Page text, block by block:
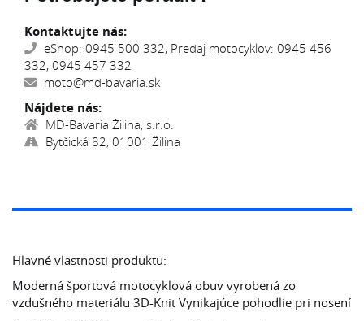
Kontaktujte nás:
eShop: 0945 500 332, Predaj motocyklov: 0945 456
332, 0945 457 332
moto@md-bavaria.sk
Nájdete nás:
MD-Bavaria Žilina, s.r.o.
Bytčická 82, 01001 Žilina
Hlavné vlastnosti produktu:
Moderná športová motocyklová obuv vyrobená zo
vzdušného materiálu 3D-Knit Vynikajúce pohodlie pri nosení